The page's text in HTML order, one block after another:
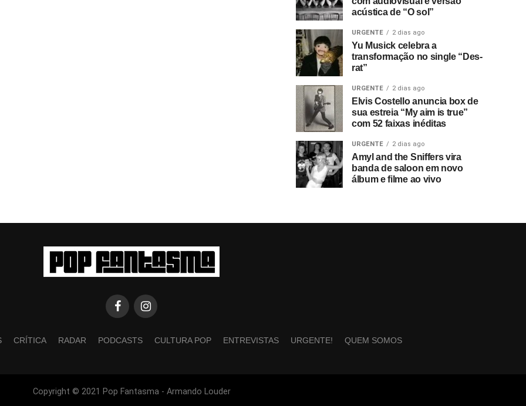
acústica de “O sol”
URGENTE 2 dias ago
Yu Musick celebra a
transformação no single “Des-
rat”
URGENTE 2 dias ago
Elvis Costello anuncia box de
sua estreia “My aim is true”
com 52 faixas inéditas
URGENTE 2 dias ago
Amyl and the Sniffers vira
banda de saloon em novo
álbum e filme ao vivo
CRÍTICA RADAR PODCASTS CULTURA POP ENTREVISTAS URGENTE! QUEM SOMOS
Copyright © 2021 Pop Fantasma - Armando Louder